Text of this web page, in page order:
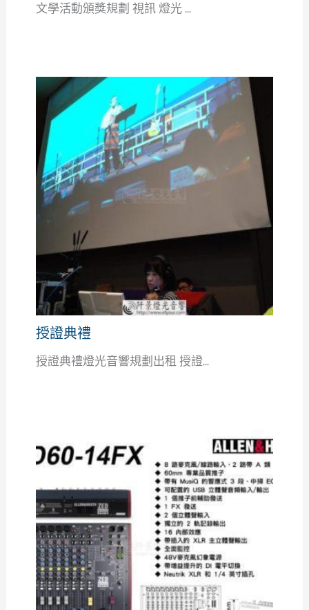
文學活動頒獎規劃 視訊 燈光 ...
授證典禮
授證典禮燈光音響規劃出租 授證...